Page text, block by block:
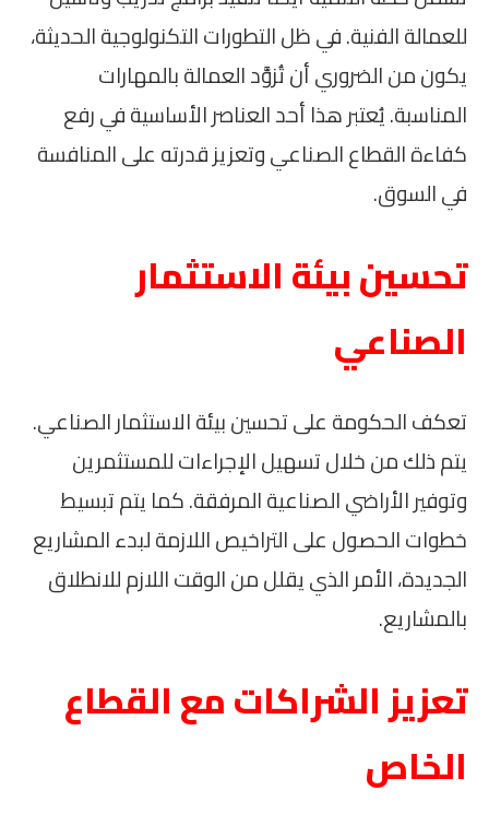
للعمالة الفنية. في ظل التطورات التكنولوجية الحديثة،
يكون من الضروري أن تُزوَّد العمالة بالمهارات
المناسبة. يُعتبر هذا أحد العناصر الأساسية في رفع
كفاءة القطاع الصناعي وتعزيز قدرته على المنافسة
في السوق.
تحسين بيئة الاستثمار
الصناعي
تعكف الحكومة على تحسين بيئة الاستثمار الصناعي.
يتم ذلك من خلال تسهيل الإجراءات للمستثمرين
وتوفير الأراضي الصناعية المرفقة. كما يتم تبسيط
خطوات الحصول على التراخيص اللازمة لبدء المشاريع
الجديدة، الأمر الذي يقلل من الوقت اللازم للانطلاق
بالمشاريع.
تعزيز الشراكات مع القطاع
الخاص